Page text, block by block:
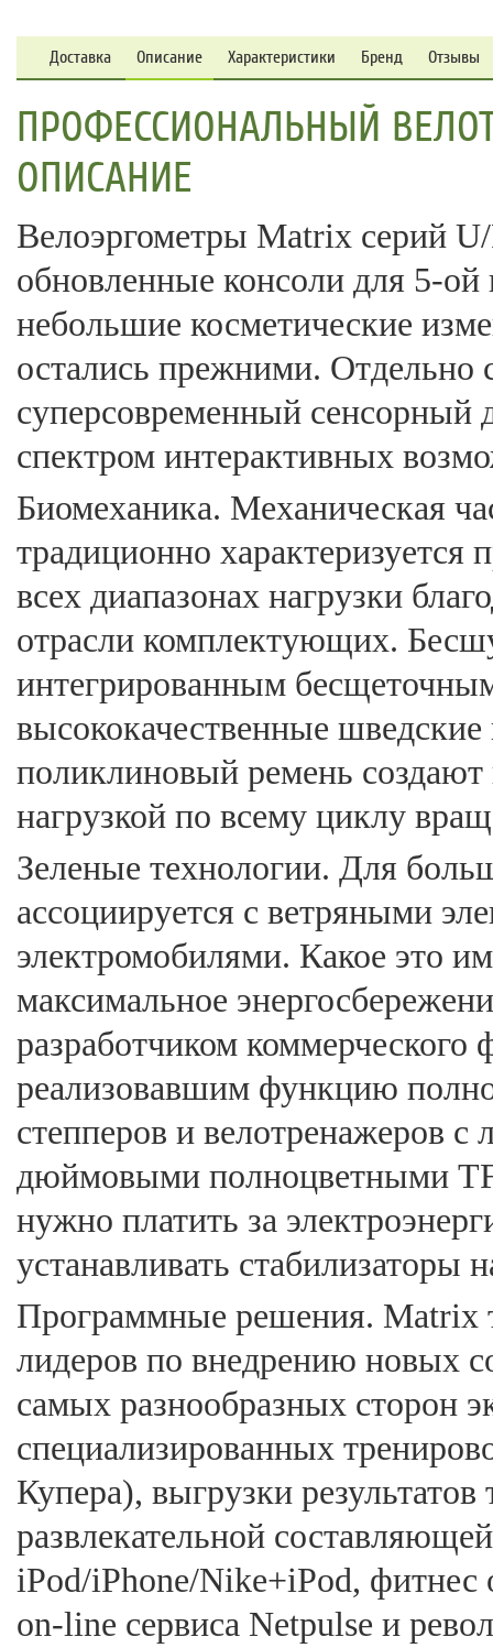
Доставка Описание Характеристики Бренд Отзывы
ПРОФЕССИОНАЛЬНЫЙ
ОПИСАНИЕ
Велоэргометры Matrix серий
обновленные консоли для 5-
небольшие косметические
остались прежними. Отдельно
суперсовременный
спектром интерактивных
Биомеханика. Механическая
традиционно
всех диапазонах нагрузки
отрасли комплектующих.
интегрированным
высококачественные
поликлиновый ремень
нагрузкой по всему циклу
Зеленые технологии. Для
ассоциируется с ветряными
электромобилями. Какое это
максимальное
разработчиком коммерческого
реализовавшим функцию
степперов и велотренажеров
дюймовыми полноцветными
нужно платить за
устанавливать стабилизаторы
Программные решения. Matrix
лидеров по внедрению новых
самых разнообразных сторон
специализированных
Купера), выгрузки
развлекательной
iPod/iPhone/Nike+iPod, фитнес
on-line сервиса Netpulse и